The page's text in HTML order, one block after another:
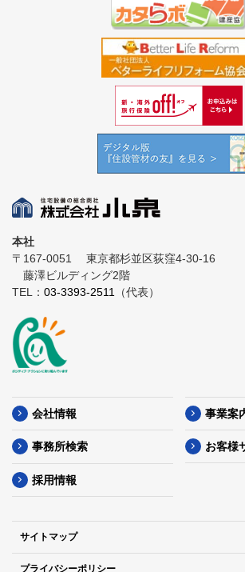
本社
〒167-0051
東京都杉並区荻窪4-30-16
藤澤ビルディング2階
TEL： 03-3393-2511 （代表）
会社情報 事業案
事務所検索 お客様
採用情報
サイトマップ
プライバシーポリシー